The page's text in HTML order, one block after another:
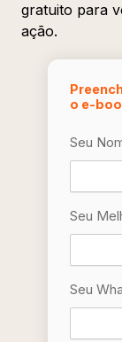
gratuito para
ação.
o e-
Seu
Seu
Seu